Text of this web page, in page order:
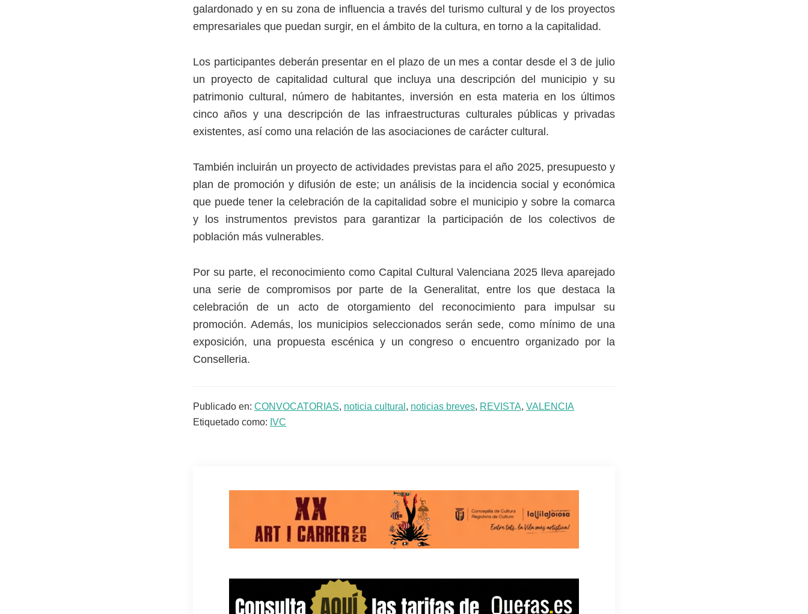
galardonado y en su zona de influencia a través del turismo cultural y de los proyectos
empresariales que puedan surgir, en el ámbito de la cultura, en torno a la capitalidad.
Los participantes deberán presentar en el plazo de un mes a contar desde el 3 de julio
un proyecto de capitalidad cultural que incluya una descripción del municipio y su
patrimonio cultural, número de habitantes, inversión en esta materia en los últimos
cinco años y una descripción de las infraestructuras culturales públicas y privadas
existentes, así como una relación de las asociaciones de carácter cultural.
También incluirán un proyecto de actividades previstas para el año 2025, presupuesto y
plan de promoción y difusión de este; un análisis de la incidencia social y económica
que puede tener la celebración de la capitalidad sobre el municipio y sobre la comarca
y los instrumentos previstos para garantizar la participación de los colectivos de
población más vulnerables.
Por su parte, el reconocimiento como Capital Cultural Valenciana 2025 lleva aparejado
una serie de compromisos por parte de la Generalitat, entre los que destaca la
celebración de un acto de otorgamiento del reconocimiento para impulsar su
promoción. Además, los municipios seleccionados serán sede, como mínimo de una
exposición, una propuesta escénica y un congreso o encuentro organizado por la
Conselleria.
Publicado en: CONVOCATORIAS, noticia cultural , noticias breves, REVISTA, VALENCIA
Etiquetado como: IVC